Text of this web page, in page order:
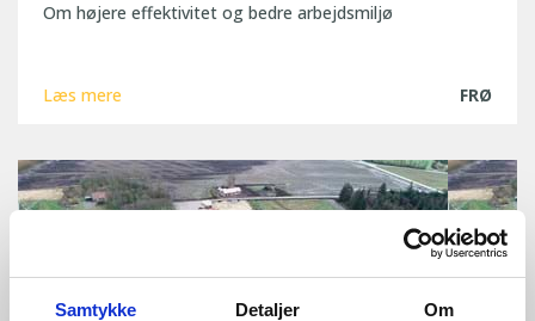
Samtykke Detaljer Om
Om højere effektivitet og bedre arbejdsmiljø
Læs mere FRØ